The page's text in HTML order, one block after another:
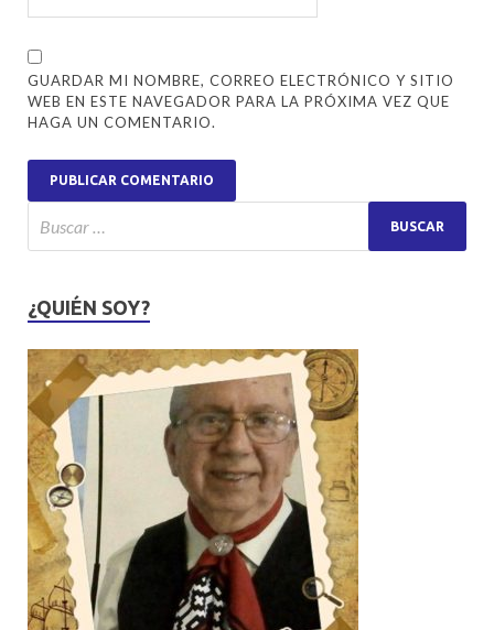
GUARDAR MI NOMBRE, CORREO ELECTRÓNICO Y SITIO
WEB EN ESTE NAVEGADOR PARA LA PRÓXIMA VEZ QUE
HAGA UN COMENTARIO.
¿QUIÉN SOY?